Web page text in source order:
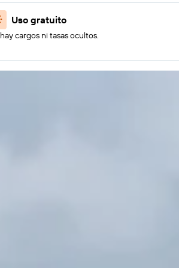
Uso gratuito
cargos ni tasas ocultos.